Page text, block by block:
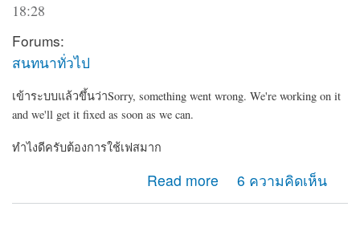
18:28
Forums:
สนทนาทั่วไป
เข้าระบบแล้วขึ้นว่าSorry, something went wrong. We're working on it
and we'll get it fixed as soon as we can.
ทำไงดีครับต้องการใช้เฟสมาก
Read more
about เข้าระบบแล้วขึ้นว่าSorry, something went wrong.
We're working on it and we'll get it fixed as soon as we
6 ความคิดเห็น